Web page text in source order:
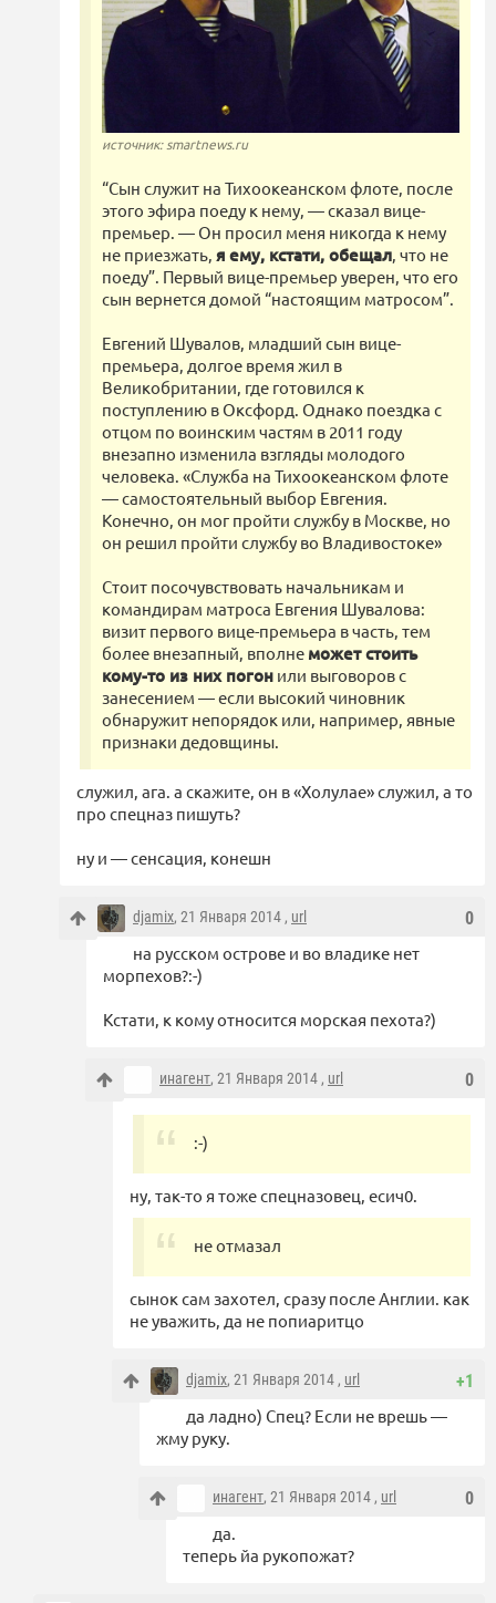
источник: smartnews.ru
“Сын служит на Тихоокеанском флоте, после
этого эфира поеду к нему, — сказал вице-
премьер. — Он просил меня никогда к нему
не приезжать, я ему, кстати, обещал , что не
поеду”. Первый вице-премьер уверен, что его
сын вернется домой “настоящим матросом”.
Евгений Шувалов, младший сын вице-
премьера, долгое время жил в
Великобритании, где готовился к
поступлению в Оксфорд. Однако поездка с
отцом по воинским частям в 2011 году
внезапно изменила взгляды молодого
человека. «Служба на Тихоокеанском флоте
— самостоятельный выбор Евгения.
Конечно, он мог пройти службу в Москве, но
он решил пройти службу во Владивостоке»
Стоит посочувствовать начальникам и
командирам матроса Евгения Шувалова:
визит первого вице-премьера в часть, тем
более внезапный, вполне может стоить
кому-то из них погон или выговоров с
занесением ― если высокий чиновник
обнаружит непорядок или, например, явные
признаки дедовщины.
служил, ага. а скажите, он в «Холулае» служил, а то
про спецназ пишуть?
ну и — сенсация, конешн
0
djamix, 21 Января 2014 , url
на русском острове и во владике нет
морпехов?:-)
Кстати, к кому относится морская пехота?)
0
инагент, 21 Января 2014 , url
:-)
ну, так-то я тоже спецназовец, есич0.
не отмазал
сынок сам захотел, сразу после Англии. как
не уважить, да не попиаритцо
+1
djamix, 21 Января 2014 , url
да ладно) Спец? Если не врешь —
жму руку.
0
инагент, 21 Января 2014 , url
да.
теперь йа рукопожат?